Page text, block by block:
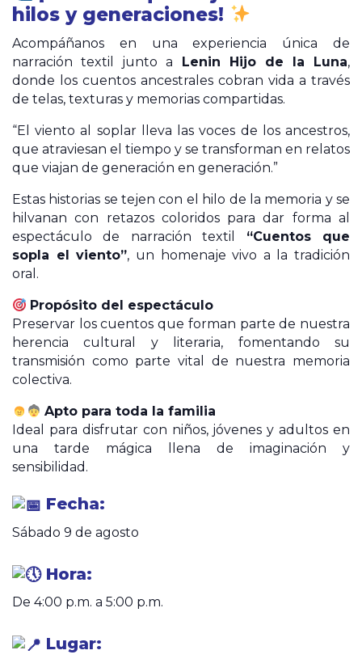
hilos y generaciones!
Acompáñanos en una experiencia única de
narración textil junto a Lenin Hijo de la Luna,
donde los cuentos ancestrales cobran vida a través
de telas, texturas y memorias compartidas.
“El viento al soplar lleva las voces de los ancestros,
que atraviesan el tiempo y se transforman en relatos
que viajan de generación en generación.”
Estas historias se tejen con el hilo de la memoria y se
hilvanan con retazos coloridos para dar forma al
espectáculo de narración textil “Cuentos que
sopla el viento”, un homenaje vivo a la tradición
oral.
Propósito del espectáculo
Preservar los cuentos que forman parte de nuestra
herencia cultural y literaria, fomentando su
transmisión como parte vital de nuestra memoria
colectiva.
Apto para toda la familia
Ideal para disfrutar con niños, jóvenes y adultos en
una tarde mágica llena de imaginación y
sensibilidad.
Fecha:
Sábado 9 de agosto
Hora:
De 4:00 p.m. a 5:00 p.m.
Lugar: